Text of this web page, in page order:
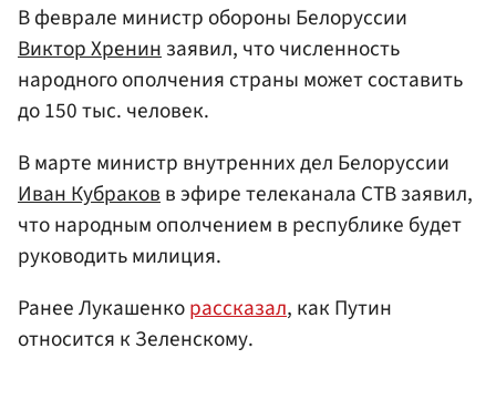
В феврале министр обороны Белоруссии
Виктор Хренинзаявил, что численность
народного ополчения страны может составить
до 150 тыс. человек.
В марте министр внутренних дел Белоруссии
Иван Кубраковв эфире телеканала СТВ заявил,
что народным ополчением в республике будет
руководить милиция.
Ранее Лукашенкорассказал, как Путин
относится к Зеленскому.